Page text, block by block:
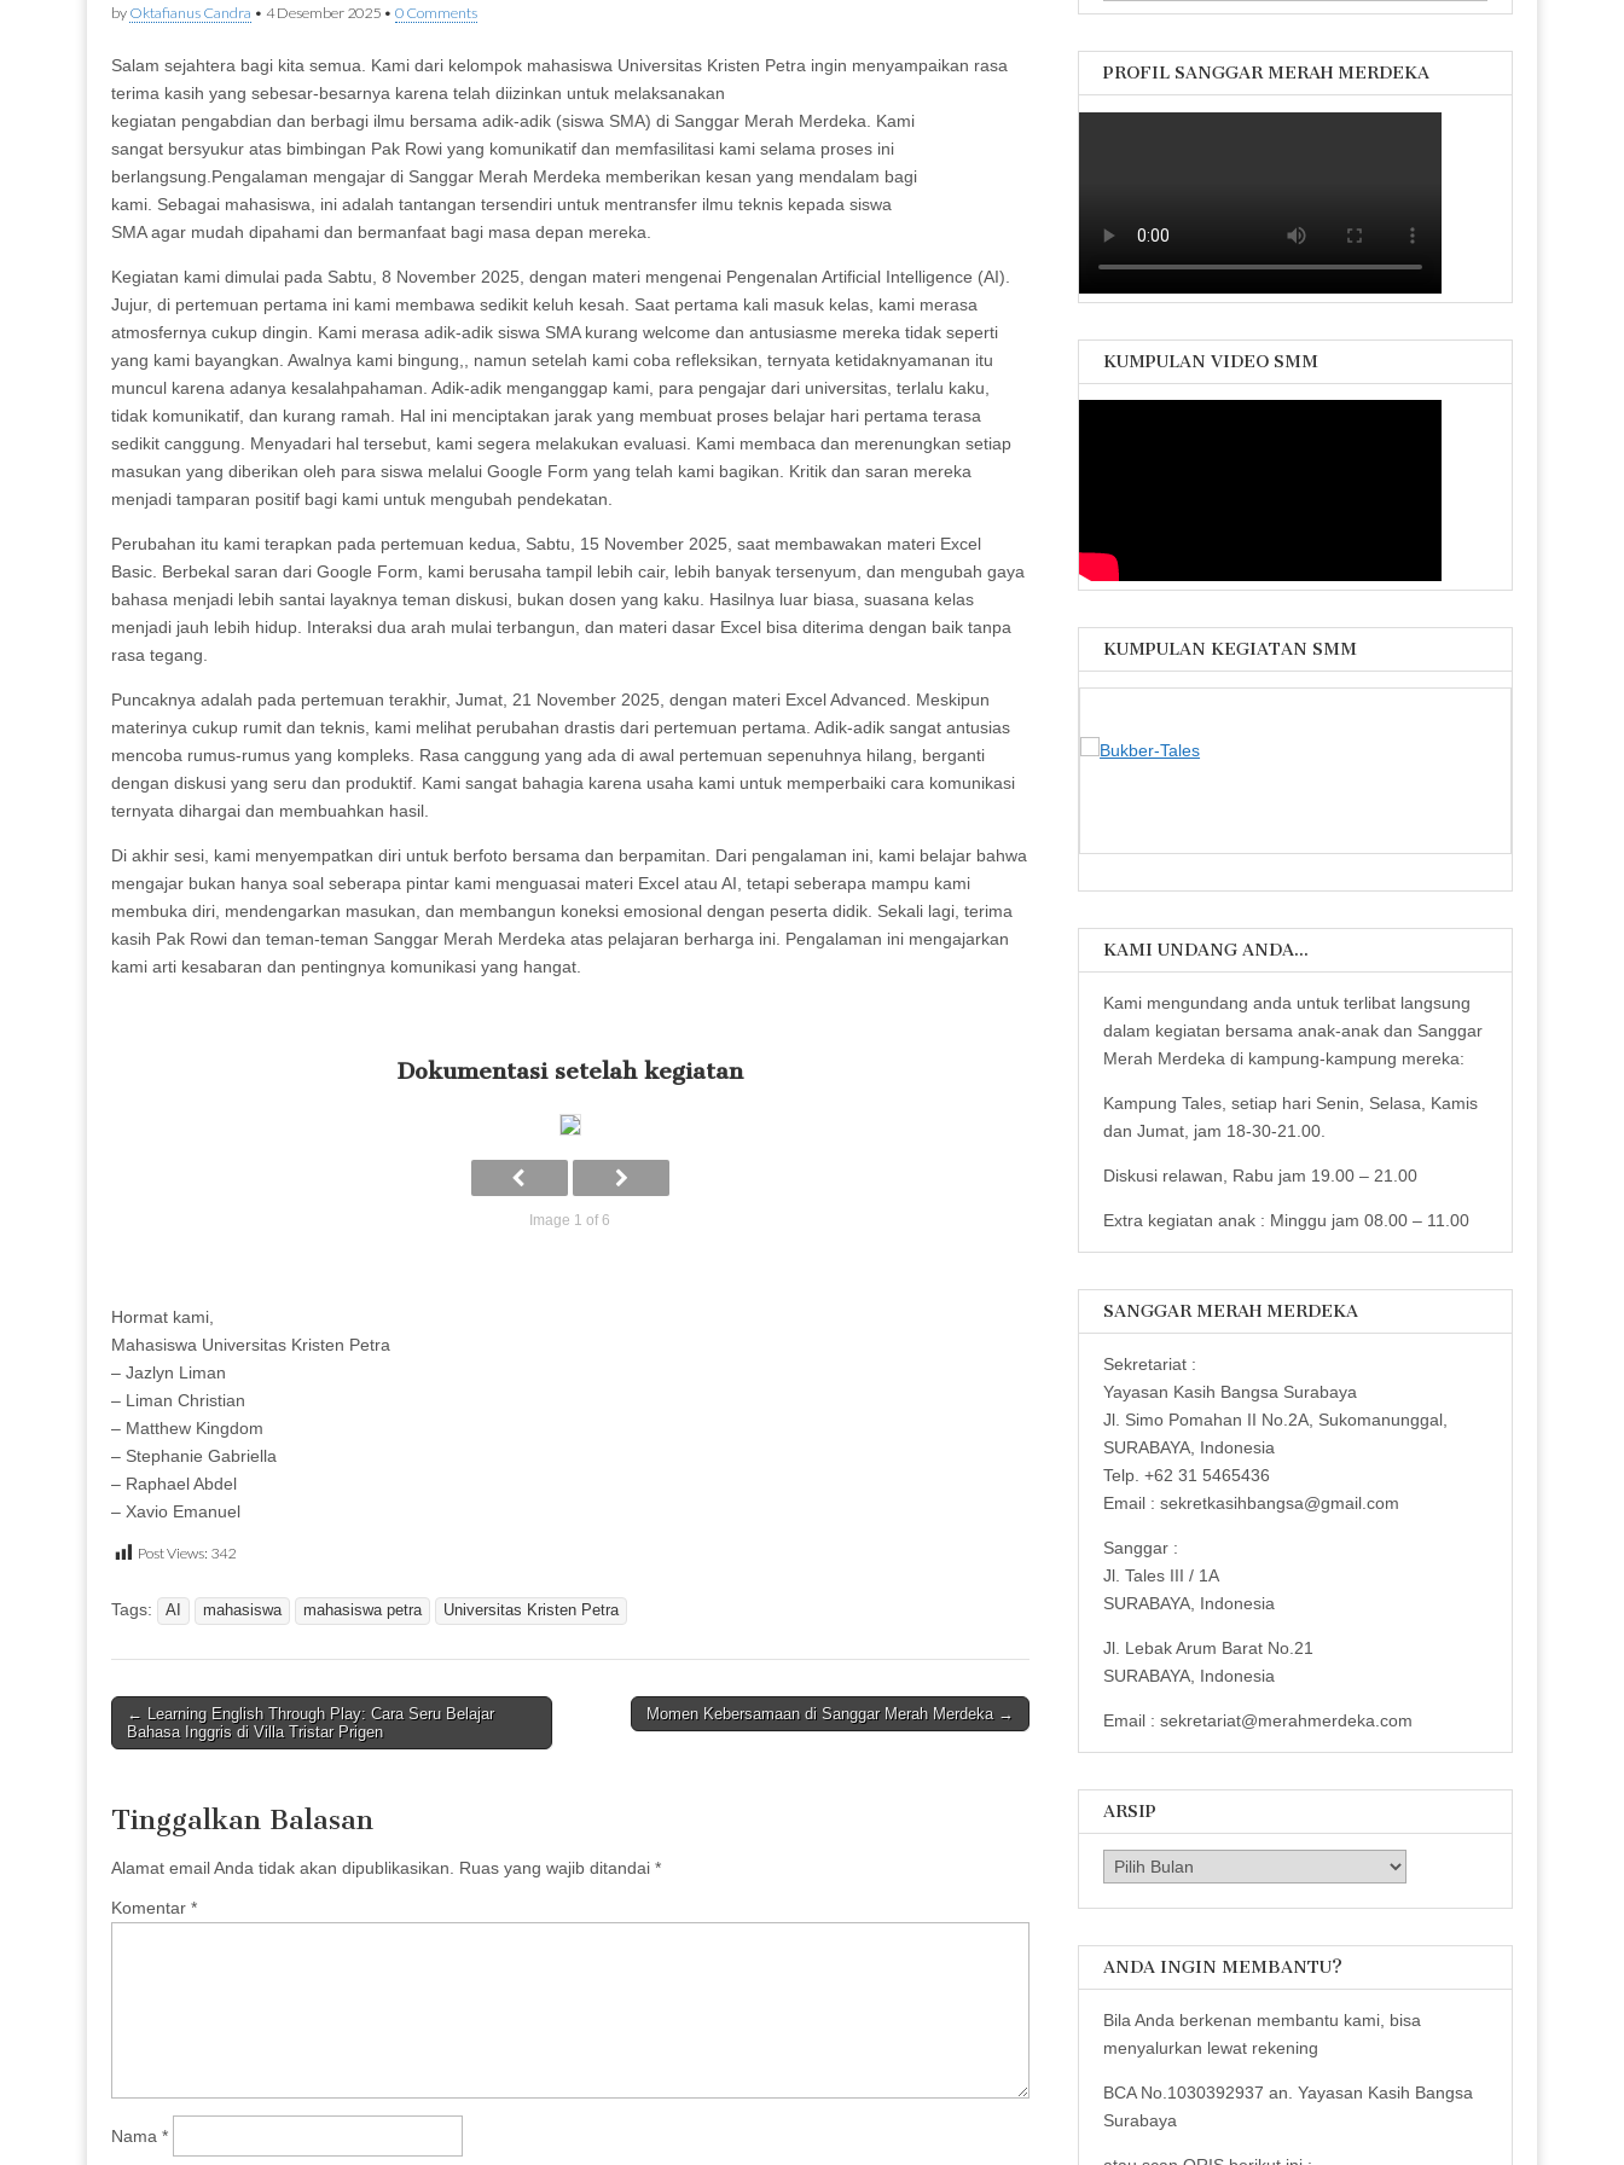
by Oktafianus Candra • 4 Desember 2025 • 0 Comments
Salam sejahtera bagi kita semua. Kami dari kelompok mahasiswa Universitas Kristen Petra ingin menyampaikan rasa
terima kasih yang sebesar-besarnya karena telah diizinkan untuk melaksanakan
kegiatan pengabdian dan berbagi ilmu bersama adik-adik (siswa SMA) di Sanggar Merah Merdeka. Kami
sangat bersyukur atas bimbingan Pak Rowi yang komunikatif dan memfasilitasi kami selama proses ini
berlangsung.Pengalaman mengajar di Sanggar Merah Merdeka memberikan kesan yang mendalam bagi
kami. Sebagai mahasiswa, ini adalah tantangan tersendiri untuk mentransfer ilmu teknis kepada siswa
SMA agar mudah dipahami dan bermanfaat bagi masa depan mereka.
Kegiatan kami dimulai pada Sabtu, 8 November 2025, dengan materi mengenai Pengenalan Artificial Intelligence (AI).
Jujur, di pertemuan pertama ini kami membawa sedikit keluh kesah. Saat pertama kali masuk kelas, kami merasa
atmosfernya cukup dingin. Kami merasa adik-adik siswa SMA kurang welcome dan antusiasme mereka tidak seperti
yang kami bayangkan. Awalnya kami bingung,, namun setelah kami coba refleksikan, ternyata ketidaknyamanan itu
muncul karena adanya kesalahpahaman. Adik-adik menganggap kami, para pengajar dari universitas, terlalu kaku,
tidak komunikatif, dan kurang ramah. Hal ini menciptakan jarak yang membuat proses belajar hari pertama terasa
sedikit canggung. Menyadari hal tersebut, kami segera melakukan evaluasi. Kami membaca dan merenungkan setiap
masukan yang diberikan oleh para siswa melalui Google Form yang telah kami bagikan. Kritik dan saran mereka
menjadi tamparan positif bagi kami untuk mengubah pendekatan.
Perubahan itu kami terapkan pada pertemuan kedua, Sabtu, 15 November 2025, saat membawakan materi Excel
Basic. Berbekal saran dari Google Form, kami berusaha tampil lebih cair, lebih banyak tersenyum, dan mengubah gaya
bahasa menjadi lebih santai layaknya teman diskusi, bukan dosen yang kaku. Hasilnya luar biasa, suasana kelas
menjadi jauh lebih hidup. Interaksi dua arah mulai terbangun, dan materi dasar Excel bisa diterima dengan baik tanpa
rasa tegang.
Puncaknya adalah pada pertemuan terakhir, Jumat, 21 November 2025, dengan materi Excel Advanced. Meskipun
materinya cukup rumit dan teknis, kami melihat perubahan drastis dari pertemuan pertama. Adik-adik sangat antusias
mencoba rumus-rumus yang kompleks. Rasa canggung yang ada di awal pertemuan sepenuhnya hilang, berganti
dengan diskusi yang seru dan produktif. Kami sangat bahagia karena usaha kami untuk memperbaiki cara komunikasi
ternyata dihargai dan membuahkan hasil.
Di akhir sesi, kami menyempatkan diri untuk berfoto bersama dan berpamitan. Dari pengalaman ini, kami belajar bahwa
mengajar bukan hanya soal seberapa pintar kami menguasai materi Excel atau AI, tetapi seberapa mampu kami
membuka diri, mendengarkan masukan, dan membangun koneksi emosional dengan peserta didik. Sekali lagi, terima
kasih Pak Rowi dan teman-teman Sanggar Merah Merdeka atas pelajaran berharga ini. Pengalaman ini mengajarkan
kami arti kesabaran dan pentingnya komunikasi yang hangat.
Dokumentasi setelah kegiatan
Image 1 of 6
Hormat kami,
Mahasiswa Universitas Kristen Petra
– Jazlyn Liman
– Liman Christian
– Matthew Kingdom
– Stephanie Gabriella
– Raphael Abdel
– Xavio Emanuel
Post Views: 342
Tags: AI mahasiswa mahasiswa petra Universitas Kristen Petra
Post
navigation
← Learning English Through Play: Cara Seru Belajar
Bahasa Inggris di Villa Tristar Prigen
Momen Kebersamaan di Sanggar Merah Merdeka →
Tinggalkan Balasan
Alamat email Anda tidak akan dipublikasikan. Ruas yang wajib ditandai *
Komentar *
Nama *
PROFIL SANGGAR MERAH MERDEKA
KUMPULAN VIDEO SMM
KUMPULAN KEGIATAN SMM
KAMI UNDANG ANDA…
Kami mengundang anda untuk terlibat langsung
dalam kegiatan bersama anak-anak dan Sanggar
Merah Merdeka di kampung-kampung mereka:
Kampung Tales, setiap hari Senin, Selasa, Kamis
dan Jumat, jam 18-30-21.00.
Diskusi relawan, Rabu jam 19.00 – 21.00
Extra kegiatan anak : Minggu jam 08.00 – 11.00
SANGGAR MERAH MERDEKA
Sekretariat :
Yayasan Kasih Bangsa Surabaya
Jl. Simo Pomahan II No.2A, Sukomanunggal,
SURABAYA, Indonesia
Telp. +62 31 5465436
Email : sekretkasihbangsa@gmail.com
Sanggar :
Jl. Tales III / 1A
SURABAYA, Indonesia
Jl. Lebak Arum Barat No.21
SURABAYA, Indonesia
Email : sekretariat@merahmerdeka.com
ARSIP
Arsip
ANDA INGIN MEMBANTU?
Bila Anda berkenan membantu kami, bisa
menyalurkan lewat rekening
BCA No.1030392937 an. Yayasan Kasih Bangsa
Surabaya